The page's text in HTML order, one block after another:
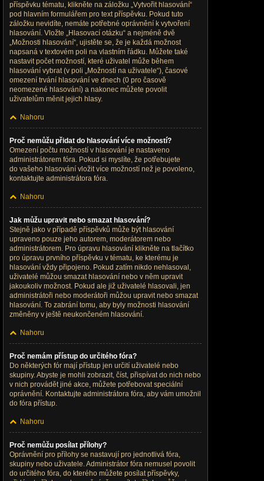
příspěvku tématu, klikněte na záložku „Vytvořit hlasování“
pod hlavním formulářem pro text příspěvku. Pokud tuto
záložku nevidíte, nemáte potřebné oprávnění k vytvoření
hlasování. Vložte „Hlasovací otázku“ a nejméně dvě
„Možnosti hlasování“, ujistěte se, že je každá možnost
napsaná v textovém poli na vlastním řádku. Můžete také
nastavit počet možností, které uživatel může během
hlasování vybrat (v poli „Možností na uživatele“), časové
omezení trvání hlasování ve dnech (0 pro časově
neomezené hlasování) a nakonec můžete povolit
uživatelům měnit jejich hlasy.
Nahoru
Proč nemůžu přidat do hlasování více možností?
Omezení počtu možností v hlasování je nastaveno
administrátorem fóra. Pokud si myslíte, že potřebujete
do vašeho hlasování vložit více možností než je povoleno,
kontaktujte administrátora fóra.
Nahoru
Jak můžu upravit nebo smazat hlasování?
Stejně jako v případě příspěvků může být hlasování
upraveno pouze jeho autorem, moderátorem nebo
administrátorem. Pro úpravu hlasování klikněte na tlačítko
pro úpravu prvního příspěvku v tématu, ke kterému je
hlasování vždy připojeno. Pokud zatím nikdo nehlasoval,
uživatelé můžou smazat hlasování nebo v něm upravit
jakoukoliv možnost. Pokud ale již uživatelé hlasovali, jen
administrátoři nebo moderátoři můžou upravit nebo smazat
hlasování. To zabrání tomu, aby byly možnosti hlasování
změněny v ještě neukončeném hlasování.
Nahoru
Proč nemám přístup do určitého fóra?
Do některých fór mají přístup jen určití uživatelé nebo
skupiny. Abyste je mohli zobrazit, číst, přispívat do nich nebo
v nich provádět jiné akce, můžete potřebovat speciální
oprávnění. Kontaktujte administrátora fóra, aby vám umožnil
do fóra přístup.
Nahoru
Proč nemůžu posílat přílohy?
Oprávnění pro přílohy se nastavují pro jednotlivá fóra,
skupiny nebo uživatele. Administrátor fóra nemusel povolit
do určitého fóra, do kterého můžete posílat příspěvky,